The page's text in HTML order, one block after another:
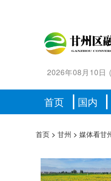
2026年08月10日 (
首页 国内
首页 > 甘州 > 媒体看甘